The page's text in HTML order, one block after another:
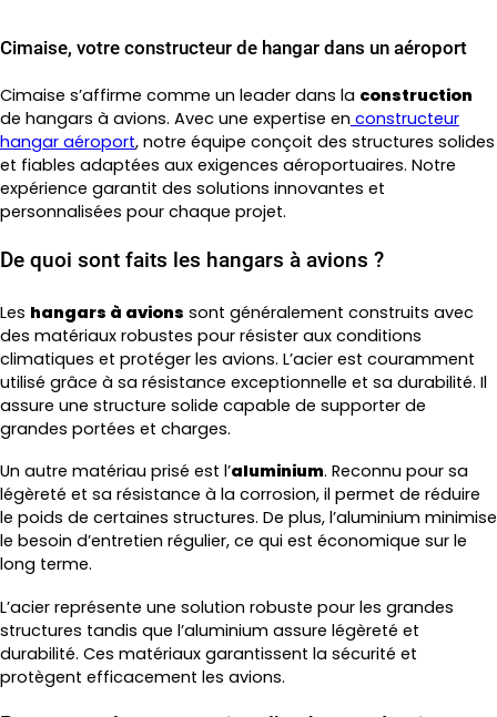
Cimaise, votre constructeur de hangar dans un aéroport
Cimaise s’affirme comme un leader dans la construction
de hangars à avions. Avec une expertise en constructeur
hangar aéroport, notre équipe conçoit des structures solides
et fiables adaptées aux exigences aéroportuaires. Notre
expérience garantit des solutions innovantes et
personnalisées pour chaque projet.
De quoi sont faits les hangars à avions ?
Les hangars à avions sont généralement construits avec
des matériaux robustes pour résister aux conditions
climatiques et protéger les avions. L’acier est couramment
utilisé grâce à sa résistance exceptionnelle et sa durabilité. Il
assure une structure solide capable de supporter de
grandes portées et charges.
Un autre matériau prisé est l’aluminium. Reconnu pour sa
légèreté et sa résistance à la corrosion, il permet de réduire
le poids de certaines structures. De plus, l’aluminium minimise
le besoin d’entretien régulier, ce qui est économique sur le
long terme.
L’acier représente une solution robuste pour les grandes
structures tandis que l’aluminium assure légèreté et
durabilité. Ces matériaux garantissent la sécurité et
protègent efficacement les avions.